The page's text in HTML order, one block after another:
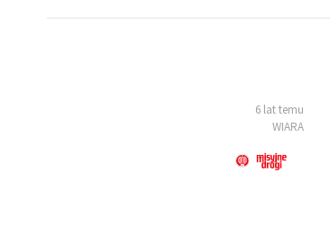
6 lat temu
WIARA